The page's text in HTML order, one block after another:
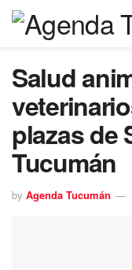
Salud
plazas de
Tucumán
by Agenda Tucumán